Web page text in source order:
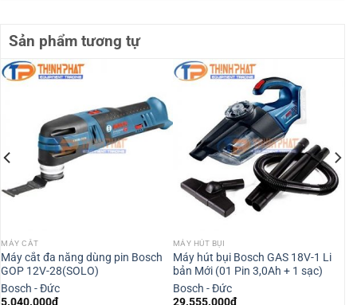
Sản phẩm tương tự
MÁY CẮT
Máy cắt đa năng dùng pin Bosch
GOP 12V-28(SOLO)
Bosch - Đức
5.040.000₫
MÁY HÚT BỤI
Máy hút bụi Bosch GAS 18V-1 Li
bản Mới (01 Pin 3,0Ah + 1 sạc)
Bosch - Đức
29.555.000₫